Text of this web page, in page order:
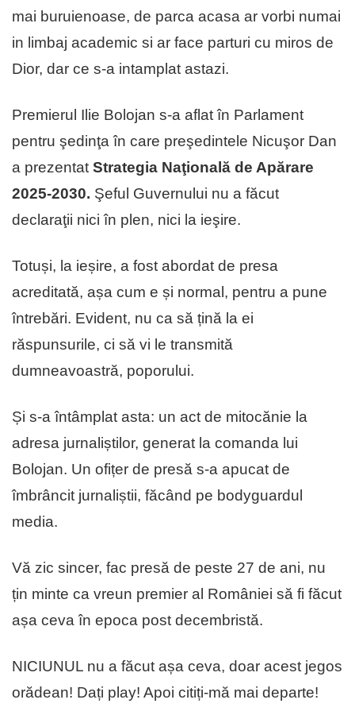
mai buruienoase, de parca acasa ar vorbi numai
in limbaj academic si ar face parturi cu miros de
Dior, dar ce s-a intamplat astazi.
Premierul Ilie Bolojan s-a aflat în Parlament
pentru şedinţa în care preşedintele Nicuşor Dan
a prezentat Strategia Naţională de Apărare
2025-2030. Şeful Guvernului nu a făcut
declaraţii nici în plen, nici la ieşire.
Totuși, la ieșire, a fost abordat de presa
acreditată, așa cum e și normal, pentru a pune
întrebări. Evident, nu ca să țină la ei
răspunsurile, ci să vi le transmită
dumneavoastră, poporului.
Și s-a întâmplat asta: un act de mitocănie la
adresa jurnaliștilor, generat la comanda lui
Bolojan. Un ofițer de presă s-a apucat de
îmbrâncit jurnaliștii, făcând pe bodyguardul
media.
Vă zic sincer, fac presă de peste 27 de ani, nu
țin minte ca vreun premier al României să fi făcut
așa ceva în epoca post decembristă.
NICIUNUL nu a făcut așa ceva, doar acest jegos
orădean! Dați play! Apoi citiți-mă mai departe!